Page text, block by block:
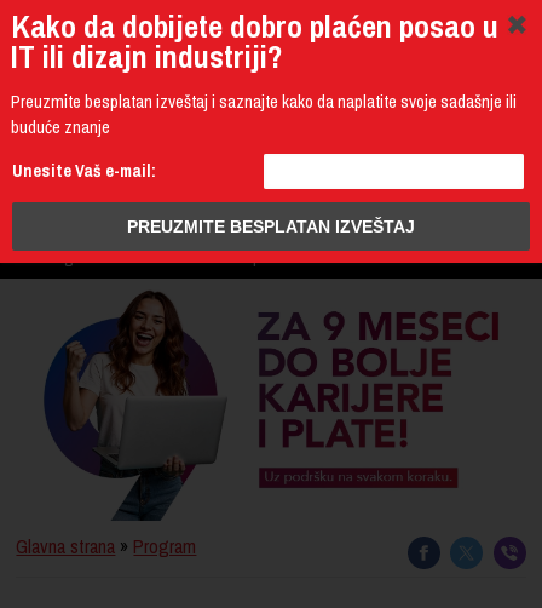
Kako da dobijete dobro plaćen posao u
IT ili dizajn industriji?
Preuzmite besplatan izveštaj i saznajte kako da naplatite svoje sadašnje ili
buduće znanje
Unesite Vaš e-mail: 011 4011 200
UPIS
ŠTA DOBIJATE
UČENJE NA DALJINU
DIPLOME I SERTIFIKATI
O IT AKADEMIJI
Programming Administration
3D Design & CAD
Mobile Development
Glavna strana » Program